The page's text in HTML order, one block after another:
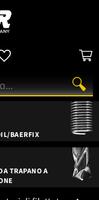
BAERFIX
TRAPANO A